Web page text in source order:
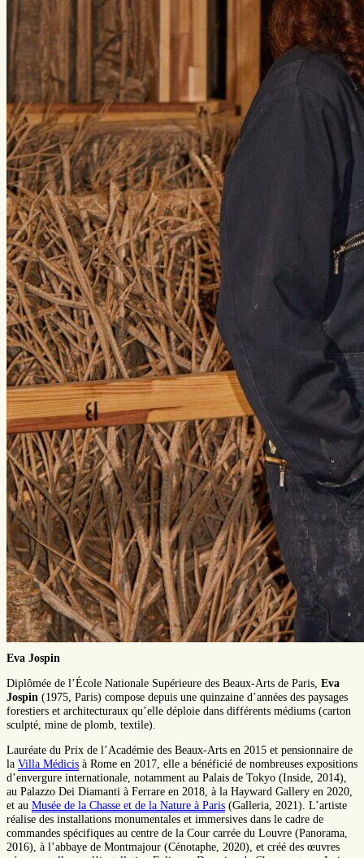
Eva Jospin
Diplômée de l’École Nationale Supérieure des Beaux-Arts de Paris, Eva
Jospin (1975, Paris) compose depuis une quinzaine d’années des paysages
forestiers et architecturaux qu’elle déploie dans différents médiums (carton
sculpté, mine de plomb, textile).
Lauréate du Prix de l’Académie des Beaux-Arts en 2015 et pensionnaire de
la Villa Médicis à Rome en 2017, elle a bénéficié de nombreuses expositions
d’envergure internationale, notamment au Palais de Tokyo (Inside, 2014),
au Palazzo Dei Diamanti à Ferrare en 2018, à la Hayward Gallery en 2020,
et au Musée de la Chasse et de la Nature à Paris (Galleria, 2021). L’artiste
réalise des installations monumentales et immersives dans le cadre de
commandes spécifiques au centre de la Cour carrée du Louvre (Panorama,
2016), à l’abbaye de Montmajour (Cénotaphe, 2020), et créé des œuvres